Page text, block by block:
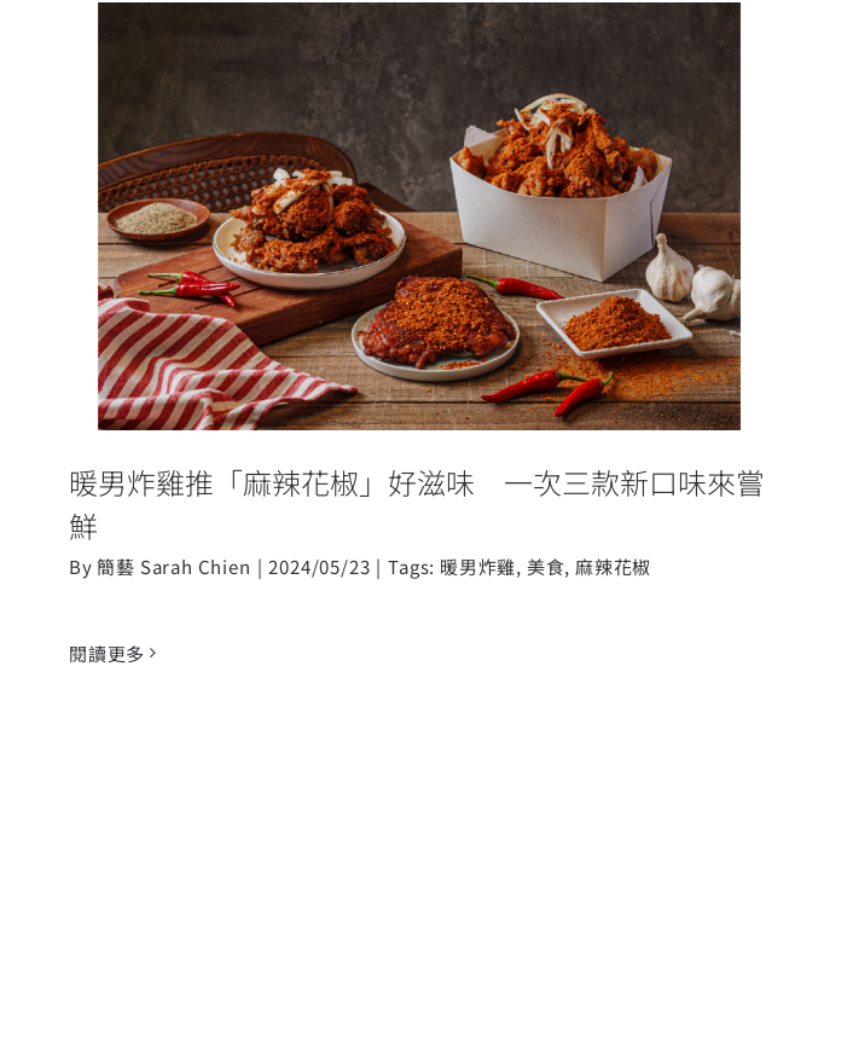
暖男炸雞推「麻辣花椒」好滋味 一次三款新口味
來嘗鮮
暖男炸雞推「麻辣花椒」好滋味 一次三款新口味來嘗
鮮
By簡藝 Sarah Chien | 2024/05/23 | Tags: 暖男炸雞, 美食,麻辣花椒
閱讀更多